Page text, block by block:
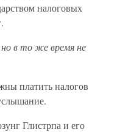
налоговых
в то же время не
платить налогов
Глистрпа и его